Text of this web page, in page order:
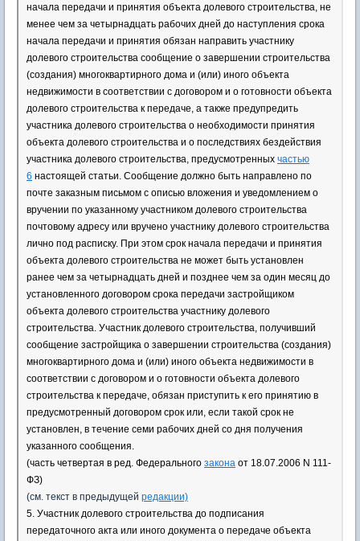
начала передачи и принятия объекта долевого строительства, не
менее чем за четырнадцать рабочих дней до наступления срока
начала передачи и принятия обязан направить участнику
долевого строительства сообщение о завершении строительства
(создания) многоквартирного дома и (или) иного объекта
недвижимости в соответствии с договором и о готовности объекта
долевого строительства к передаче, а также предупредить
участника долевого строительства о необходимости принятия
объекта долевого строительства и о последствиях бездействия
участника долевого строительства, предусмотренных частью
6 настоящей статьи. Сообщение должно быть направлено по
почте заказным письмом с описью вложения и уведомлением о
вручении по указанному участником долевого строительства
почтовому адресу или вручено участнику долевого строительства
лично под расписку. При этом срок начала передачи и принятия
объекта долевого строительства не может быть установлен
ранее чем за четырнадцать дней и позднее чем за один месяц до
установленного договором срока передачи застройщиком
объекта долевого строительства участнику долевого
строительства. Участник долевого строительства, получивший
сообщение застройщика о завершении строительства (создания)
многоквартирного дома и (или) иного объекта недвижимости в
соответствии с договором и о готовности объекта долевого
строительства к передаче, обязан приступить к его принятию в
предусмотренный договором срок или, если такой срок не
установлен, в течение семи рабочих дней со дня получения
указанного сообщения.
(часть четвертая в ред. Федерального закона от 18.07.2006 N 111-
ФЗ)
(см. текст в предыдущей редакции)
5. Участник долевого строительства до подписания
передаточного акта или иного документа о передаче объекта